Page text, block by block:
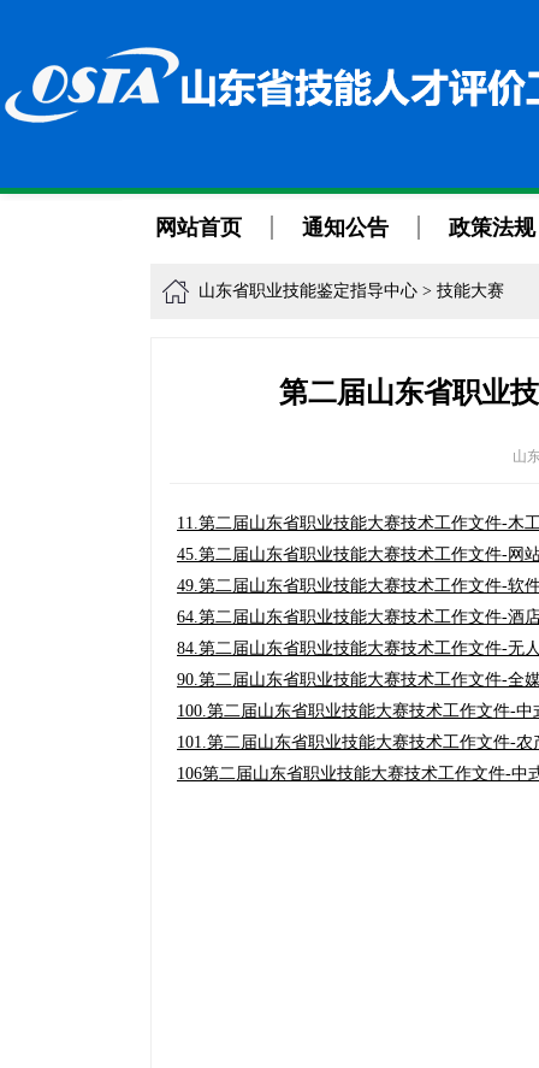
网站首页 通知公告 政策法规
山东省职业技能鉴定指导中心 > 技能大赛
第二届山东省职业
山
11.第二届山东省职业技能大赛技术工作文件-木
45.第二届山东省职业技能大赛技术工作文件-网
49.第二届山东省职业技能大赛技术工作文件-软
64.第二届山东省职业技能大赛技术工作文件-酒
84.第二届山东省职业技能大赛技术工作文件-无
90.第二届山东省职业技能大赛技术工作文件-全
100.第二届山东省职业技能大赛技术工作文件-
101.第二届山东省职业技能大赛技术工作文件-
106第二届山东省职业技能大赛技术工作文件-中